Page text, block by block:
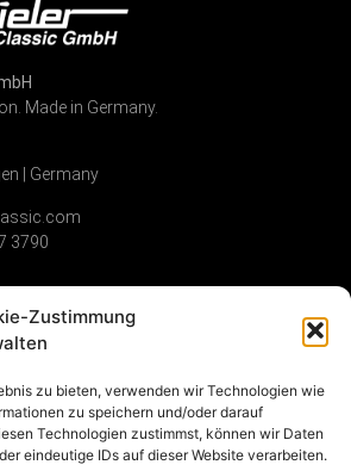
Zustimmung
zu bieten, verwenden wir Technologien wie
zu speichern und/oder darauf
Technologien zustimmst, können wir Daten
eindeutige IDs auf dieser Website verarbeiten.
Made in Germany.
| Germany
3790
Shop
Allgemeine
Geschäftsbedingungen
Widerrufsrecht
Kontakt
Umwelt &
Nachhaltigkeit